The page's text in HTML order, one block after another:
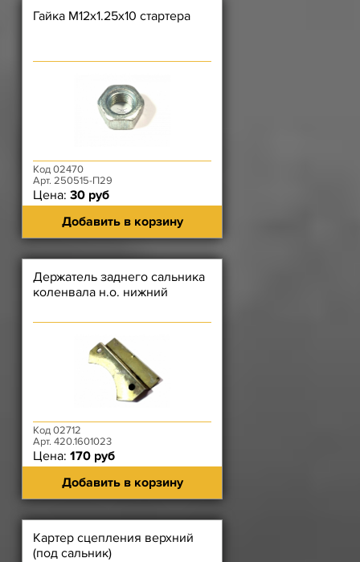
Гайка М12х1.25х10 стартера
Код 02470
Арт. 250515-П29
Цена: 30 руб
Добавить в корзину
Держатель заднего сальника
коленвала н.о. нижний
Код 02712
Арт. 420.1601023
Цена: 170 руб
Добавить в корзину
Картер сцепления верхний
(под сальник)